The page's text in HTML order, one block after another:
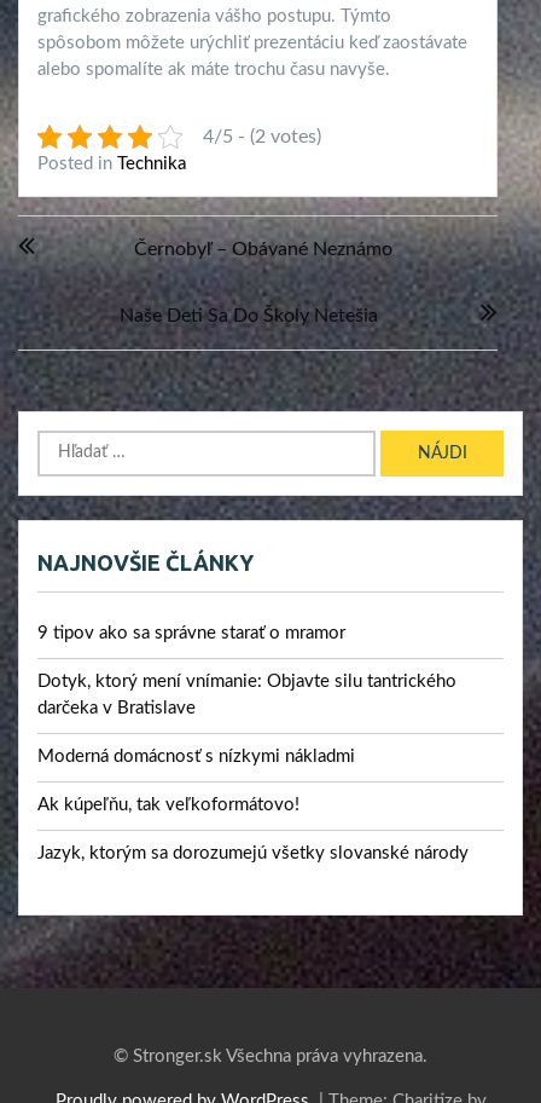
grafického zobrazenia vášho postupu. Týmto
spôsobom môžete urýchliť prezentáciu keď zaostávate
alebo spomalíte ak máte trochu času navyše.
4/5 - (2 votes)
Posted in Technika
Navigácia
v
článku
Černobyľ – Obávané Neznámo
Naše Deti Sa Do Školy Netešia
Hľadať:
NAJNOVŠIE ČLÁNKY
9 tipov ako sa správne starať o mramor
Dotyk, ktorý mení vnímanie: Objavte silu tantrického
darčeka v Bratislave
Moderná domácnosť s nízkymi nákladmi
Ak kúpeľňu, tak veľkoformátovo!
Jazyk, ktorým sa dorozumejú všetky slovanské národy
© Stronger.sk Všechna práva vyhrazena.